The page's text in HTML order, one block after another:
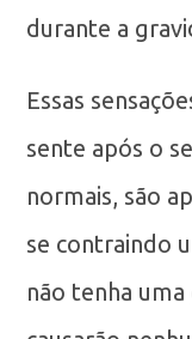
durante a
Essas
sente após o
normais, são
se contraindo
não tenha